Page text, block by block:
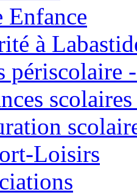
Enfance
à
périscolaire
Loisirs